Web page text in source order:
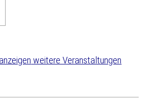
weitere Veranstaltungen